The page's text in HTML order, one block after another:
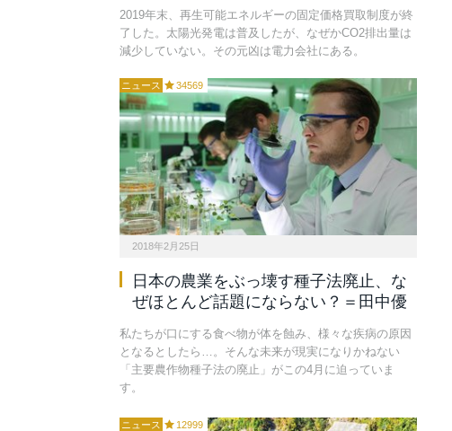
2019年末、再生可能エネルギーの固定価格買取制度が終
了した。太陽光発電は普及したが、なぜかCO2排出量は
減少していない。その元凶は電力会社にある。
ニュース 34569
2018年2月25日
日本の農業をぶっ壊す種子法廃止、な
ぜほとんど話題にならない？＝田中優
私たちが口にする食べ物が体を蝕み、様々な疾病の原因
となるとしたら…。そんな未来が現実になりかねない
「主要農作物種子法の廃止」がこの4月に迫っていま
す。
ニュース 12999